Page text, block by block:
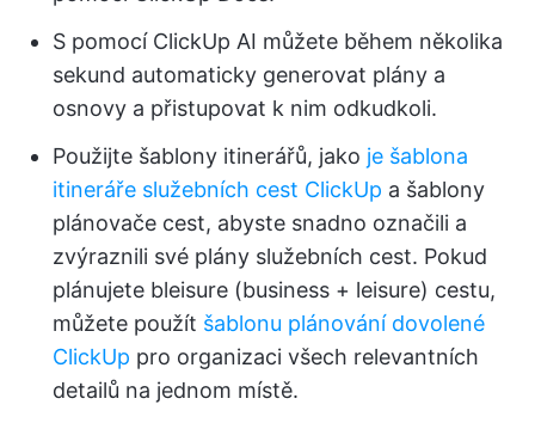
S pomocí ClickUp AI můžete během několika
sekund automaticky generovat plány a
osnovy a přistupovat k nim odkudkoli.
Použijte šablony itinerářů, jako je šablona
itineráře služebních cest ClickUp a šablony
plánovače cest, abyste snadno označili a
zvýraznili své plány služebních cest. Pokud
plánujete bleisure (business + leisure) cestu,
můžete použít šablonu plánování dovolené
ClickUp pro organizaci všech relevantních
detailů na jednom místě.